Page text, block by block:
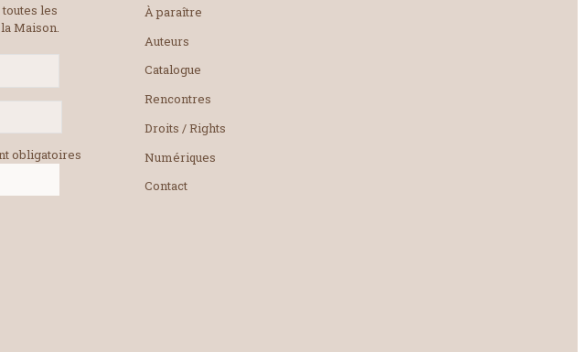
les
Maison.
obligatoires
À paraître
Auteurs
Catalogue
Rencontres
Droits / Rights
Numériques
Contact